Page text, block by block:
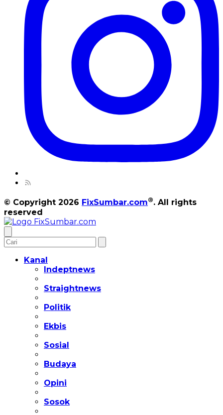
© Copyright 2026 FixSumbar.com®. All rights
reserved
Kanal
Indeptnews
Straightnews
Politik
Ekbis
Sosial
Budaya
Opini
Sosok